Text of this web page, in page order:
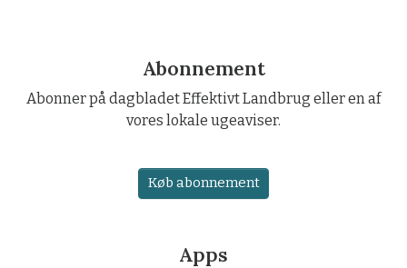
Abonnement
Abonner på dagbladet Effektivt Landbrug eller en af
vores lokale ugeaviser.
Køb abonnement
Apps